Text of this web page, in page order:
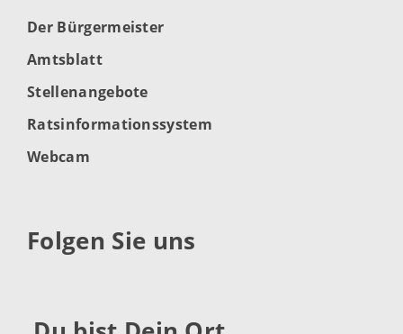
Der Bürgermeister
Amtsblatt
Stellenangebote
Ratsinformationssystem
Webcam
Folgen Sie uns